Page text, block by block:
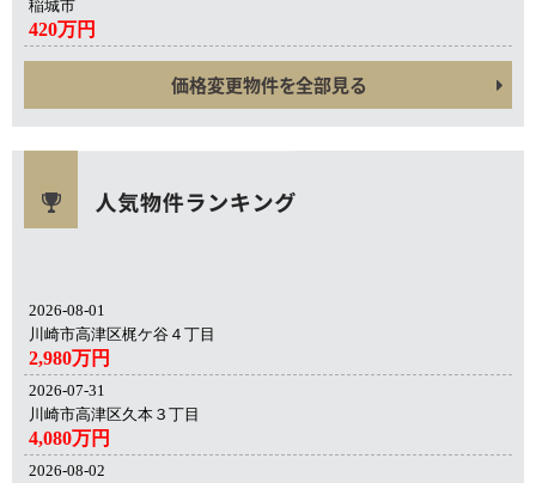
稲城市
420万円
価格変更物件を全部見る
2026-08-01
川崎市高津区梶ケ谷４丁目
2,980万円
2026-07-31
川崎市高津区久本３丁目
4,080万円
2026-08-02